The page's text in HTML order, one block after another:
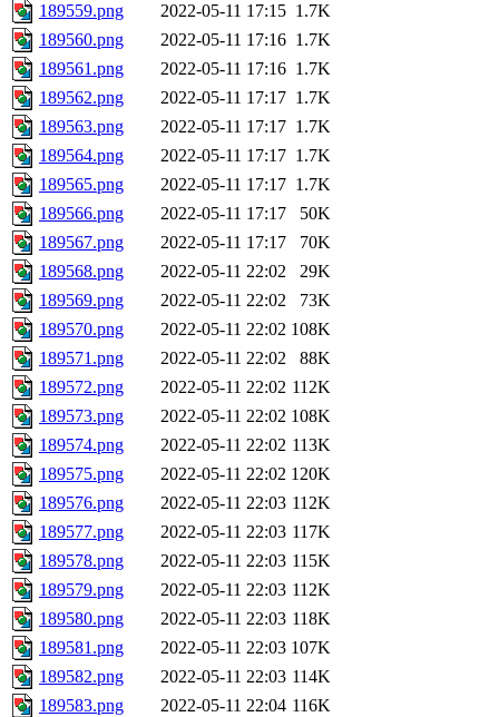
189559.png
2022-05-11 17:15 1.7K
189560.png
2022-05-11 17:16 1.7K
189561.png
2022-05-11 17:16 1.7K
189562.png
2022-05-11 17:17 1.7K
189563.png
2022-05-11 17:17 1.7K
189564.png
2022-05-11 17:17 1.7K
189565.png
2022-05-11 17:17 1.7K
189566.png
2022-05-11 17:17
50K
189567.png
2022-05-11 17:17
70K
189568.png
2022-05-11 22:02
29K
189569.png
2022-05-11 22:02
73K
189570.png
2022-05-11 22:02 108K
189571.png
2022-05-11 22:02
88K
189572.png
2022-05-11 22:02 112K
189573.png
2022-05-11 22:02 108K
189574.png
2022-05-11 22:02 113K
189575.png
2022-05-11 22:02 120K
189576.png
2022-05-11 22:03 112K
189577.png
2022-05-11 22:03 117K
189578.png
2022-05-11 22:03 115K
189579.png
2022-05-11 22:03 112K
189580.png
2022-05-11 22:03 118K
189581.png
2022-05-11 22:03 107K
189582.png
2022-05-11 22:03 114K
189583.png
2022-05-11 22:04 116K